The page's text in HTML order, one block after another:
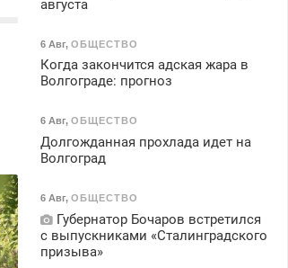
августа
6 Авг, ОБЩЕСТВО
Когда закончится адская жара в
Волгограде: прогноз
6 Авг, ОБЩЕСТВО
Долгожданная прохлада идет на
Волгоград
6 Авг, ОБЩЕСТВО
Губернатор Бочаров встретился
с выпускниками «Сталинградского
призыва»